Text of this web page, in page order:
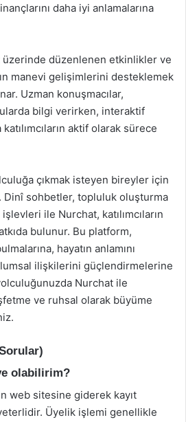
daha iyi anlamalarına
üzerinde düzenlenen etkinlikler ve
manevi gelişimlerini desteklemek
Uzman konuşmacılar,
bilgi verirken, interaktif
aktif olarak sürece
çıkmak isteyen bireyler için
sohbetler, topluluk oluşturma
ile Nurchat, katılımcıların
bulunur. Bu platform,
hayatın anlamını
ilişkilerini güçlendirmelerine
Nurchat ile
ve ruhsal olarak büyüme
olabilirim?
web sitesine giderek kayıt
Üyelik işlemi genellikle